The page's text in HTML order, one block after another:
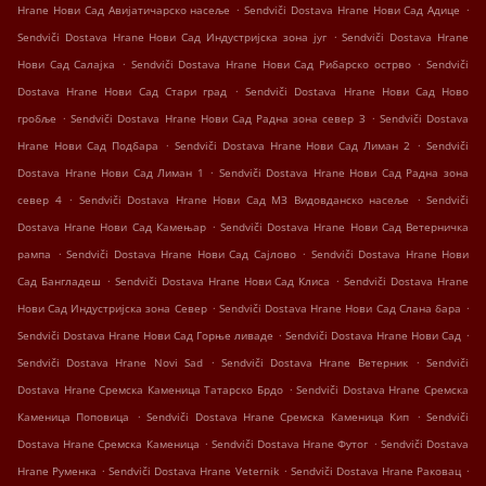
Hrane Нови Сад Авијатичарско насеље . Sendviči Dostava Hrane Нови Сад Адице .
Sendviči Dostava Hrane Нови Сад Индустријска зона југ . Sendviči Dostava Hrane
Нови Сад Салајка . Sendviči Dostava Hrane Нови Сад Рибарско острво . Sendviči
Dostava Hrane Нови Сад Стари град . Sendviči Dostava Hrane Нови Сад Ново
гробље . Sendviči Dostava Hrane Нови Сад Радна зона север 3 . Sendviči Dostava
Hrane Нови Сад Подбара . Sendviči Dostava Hrane Нови Сад Лиман 2 . Sendviči
Dostava Hrane Нови Сад Лиман 1 . Sendviči Dostava Hrane Нови Сад Радна зона
север 4 . Sendviči Dostava Hrane Нови Сад МЗ Видовданско насеље . Sendviči
Dostava Hrane Нови Сад Камењар . Sendviči Dostava Hrane Нови Сад Ветерничка
рампа . Sendviči Dostava Hrane Нови Сад Сајлово . Sendviči Dostava Hrane Нови
Сад Бангладеш . Sendviči Dostava Hrane Нови Сад Клиса . Sendviči Dostava Hrane
Нови Сад Индустријска зона Север . Sendviči Dostava Hrane Нови Сад Слана бара .
Sendviči Dostava Hrane Нови Сад Горње ливаде . Sendviči Dostava Hrane Нови Сад .
Sendviči Dostava Hrane Novi Sad . Sendviči Dostava Hrane Ветерник . Sendviči
Dostava Hrane Сремска Каменица Татарско Брдо . Sendviči Dostava Hrane Сремска
Каменица Поповица
. Sendviči Dostava Hrane Сремска Каменица Кип . Sendviči
Dostava Hrane Сремска Каменица . Sendviči Dostava Hrane Футог . Sendviči Dostava
Hrane Руменка . Sendviči Dostava Hrane Veternik . Sendviči Dostava Hrane Раковац .